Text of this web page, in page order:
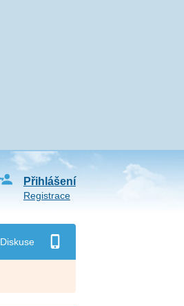
Diskuse
Přihlášení
Registrace